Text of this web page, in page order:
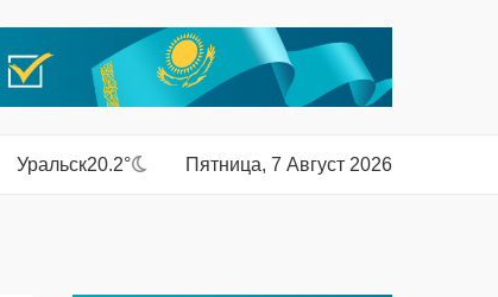
Уральск20.2° Пятница, 7 Август 2026